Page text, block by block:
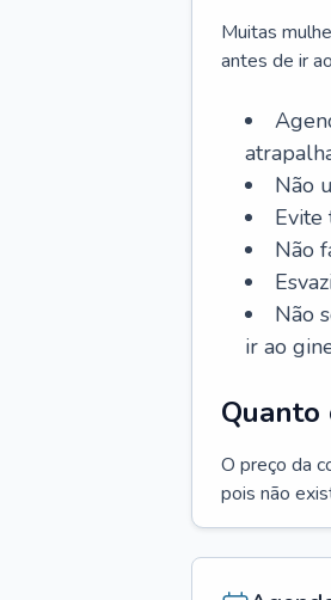
Muitas
antes de ir
Não
Evite
Não
Não
ir ao
Quanto
O preço da
pois não